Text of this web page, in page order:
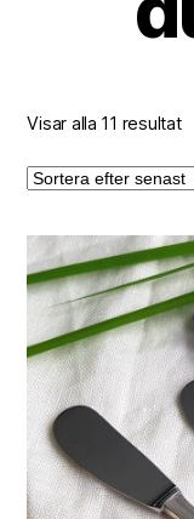
Visar alla 11 resultat